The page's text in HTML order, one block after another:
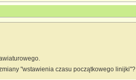
"wstawienia czasu początkowego linijki"?